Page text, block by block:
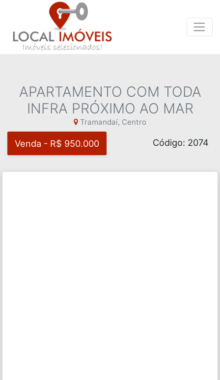
APARTAMENTO COM TODA
INFRA PRÓXIMO AO MAR
Tramandaí, Centro
Código: 2074
Venda - R$ 950.000